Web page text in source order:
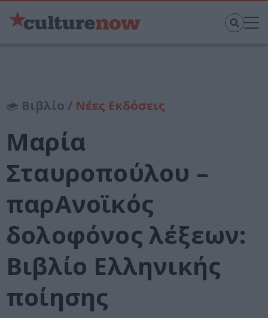
Βιβλίο / Νέες Εκδόσεις
Μαρία
Σταυροπούλου –
παρΑνοϊκός
δολοφόνος λέξεων:
Βιβλίο Ελληνικής
ποίησης